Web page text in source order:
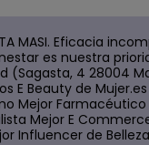
MASI. Eficacia
es nuestra
4 28004
E Beauty de
Mejor Farmacéutico
Mejor E
Influencer de Belleza